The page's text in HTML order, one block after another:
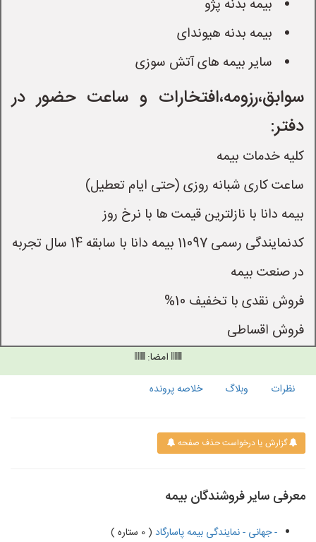
سوابق،رزومه،افتخارات و ساعت حضور در
دفتر:
فروش اقساطی
امضا:
نظرات
وبلاگ خلاصه پرونده
گزارش یا درخواست حذف صفحه
معرفی سایر فروشندگان بیمه
- جهانی - نمایندگی بیمه پاسارگاد ( 0 ستاره )